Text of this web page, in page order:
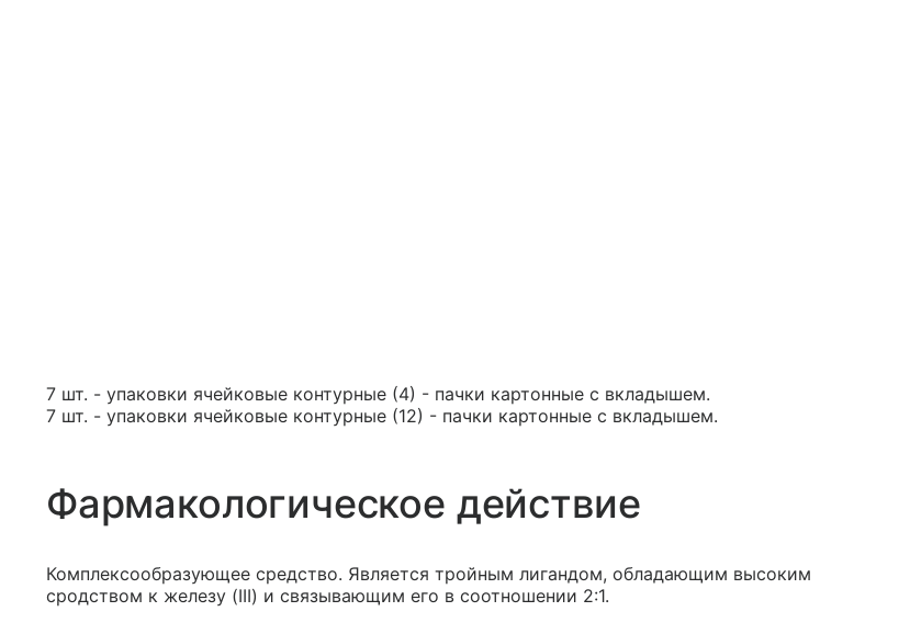
7 шт. - упаковки ячейковые контурные (4) - пачки картонные с вкладышем.
7 шт. - упаковки ячейковые контурные (12) - пачки картонные с вкладышем.
Фармакологическое действие
Комплексообразующее средство. Является тройным лигандом, обладающим высоким
сродством к железу (III) и связывающим его в соотношении 2:1.